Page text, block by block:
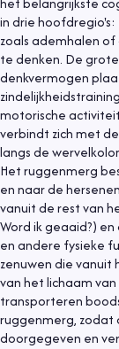
in drie
zoals ademhalen
te denken. De
denkvermogen
motorische
verbindt zich met
langs de
Het ruggenmerg
en naar de
vanuit de rest van
Word ik geaaid?)
en andere fysieke
zenuwen die
van het lichaam
transporteren
ruggenmerg, zodat
doorgegeven en